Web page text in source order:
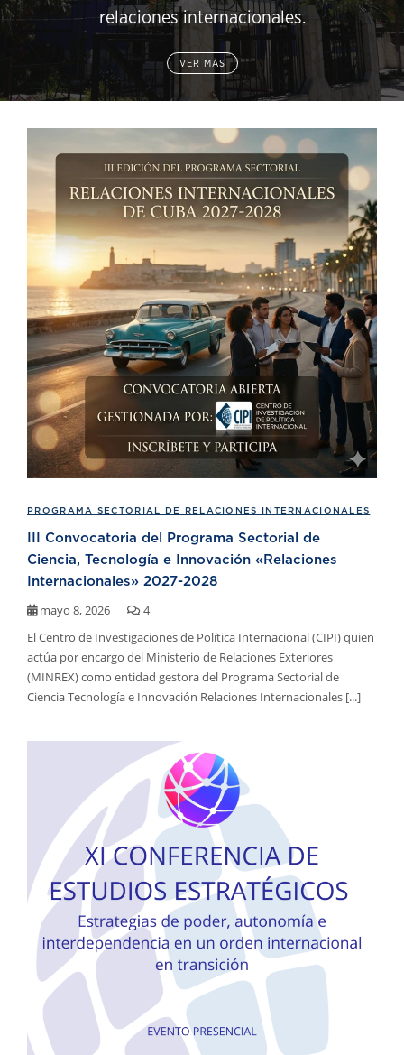
relaciones internacionales.
VER MÁS
PROGRAMA SECTORIAL DE RELACIONES INTERNACIONALES
III Convocatoria del Programa Sectorial de
Ciencia, Tecnología e Innovación «Relaciones
Internacionales» 2027-2028
mayo 8, 2026
4
El Centro de Investigaciones de Política Internacional (CIPI) quien
actúa por encargo del Ministerio de Relaciones Exteriores
(MINREX) como entidad gestora del Programa Sectorial de
Ciencia Tecnología e Innovación Relaciones Internacionales [...]